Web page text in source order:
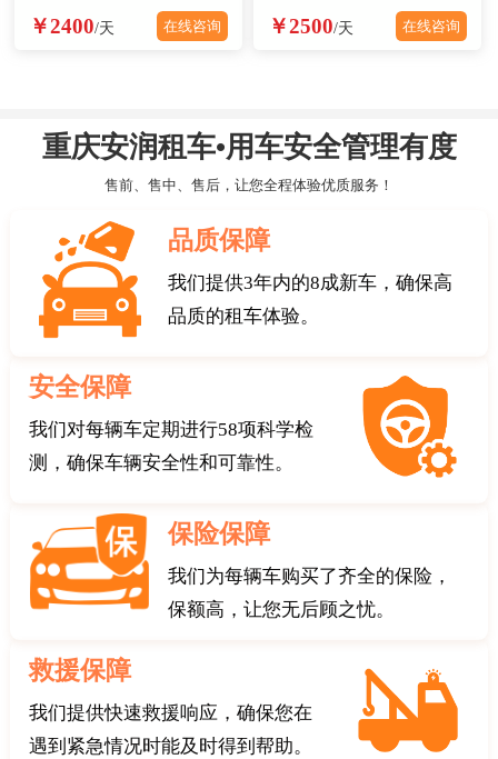
￥2400/天 在线咨询 ￥2500/天 在线咨询
重庆安润租车•用车安全管理有度
售前、售中、售后，让您全程体验优质服务！
品质保障
我们提供3年内的8成新车，确保高
品质的租车体验。
安全保障
我们对每辆车定期进行58项科学检
测，确保车辆安全性和可靠性。
保险保障
我们为每辆车购买了齐全的保险，
保额高，让您无后顾之忧。
救援保障
我们提供快速救援响应，确保您在
遇到紧急情况时能及时得到帮助。